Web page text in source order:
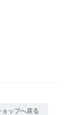
ョップへ戻る